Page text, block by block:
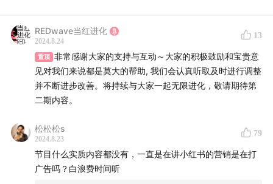
欢迎来到由小红书与ELLE联合出品的全新商业播客节目
脉觉醒”背后的中式美学“复兴”，以及由此而掀起的新一轮
近年来，从古典舞台剧到以中国传统文化为创作母题的影
REDwave当红进化
2024.8.24
13
置顶
非常感谢大家的支持与互动～大家的积极鼓励和宝贵意
见对我们来说都是莫大的帮助, 我们会认真听取及时进行调整
并不断进步改善。将持续与大家一起无限进化，敬请期待第
二期内容。
松松松s
2024.8.23
79
节目什么实质内容都没有，一直是在讲小红书的营销是在打
广告吗？白浪费时间听